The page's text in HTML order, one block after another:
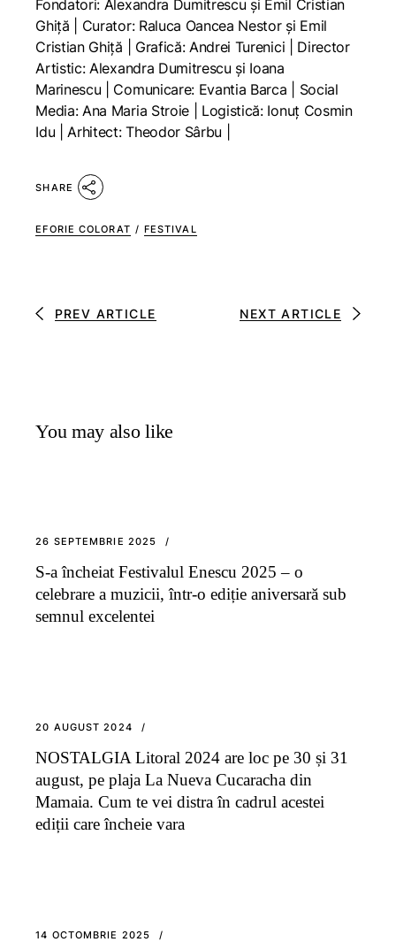
Fondatori: Alexandra Dumitrescu și Emil Cristian
Ghiță | Curator: Raluca Oancea Nestor și Emil
Cristian Ghiță | Grafică: Andrei Turenici | Director
Artistic: Alexandra Dumitrescu și Ioana
Marinescu | Comunicare: Evantia Barca | Social
Media: Ana Maria Stroie | Logistică: Ionuț Cosmin
Idu | Arhitect: Theodor Sârbu |
SHARE
EFORIE COLORAT / FESTIVAL
PREV ARTICLE NEXT ARTICLE
You may also like
26 SEPTEMBRIE 2025
S-a încheiat Festivalul Enescu 2025 – o
celebrare a muzicii, într-o ediție aniversară sub
semnul excelentei
20 AUGUST 2024
NOSTALGIA Litoral 2024 are loc pe 30 și 31
august, pe plaja La Nueva Cucaracha din
Mamaia. Cum te vei distra în cadrul acestei
ediții care încheie vara
14 OCTOMBRIE 2025